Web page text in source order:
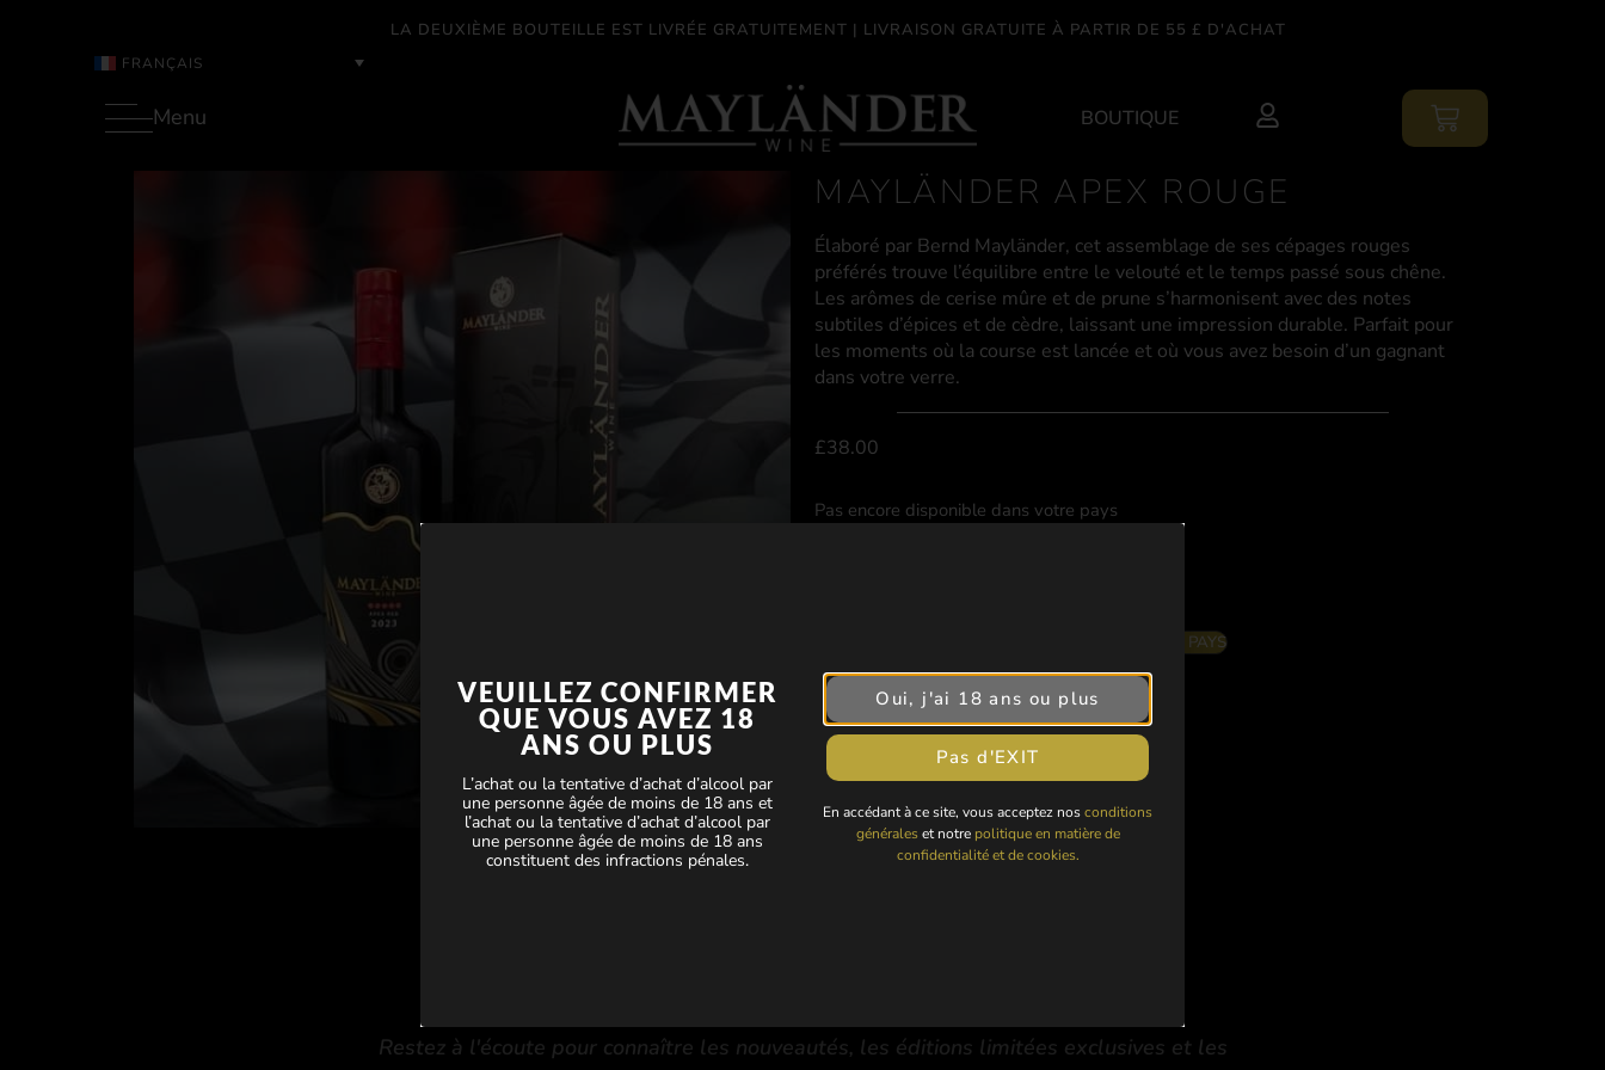
LA DEUXIÈME BOUTEILLE EST LIVRÉE GRATUITEMENT | LIVRAISON GRATUITE À PARTIR DE 55 £ D'ACHAT
FRANÇAIS
Menu BOUTIQUE
MAYLÄNDER APEX ROUGE
Élaboré par Bernd Mayländer, cet assemblage de ses cépages rouges
préférés trouve l’équilibre entre le velouté et le temps passé sous chêne.
Les arômes de cerise mûre et de prune s’harmonisent avec des notes
subtiles d’épices et de cèdre, laissant une impression durable. Parfait pour
les moments où la course est lancée et où vous avez besoin d’un gagnant
dans votre verre.
£38.00
Pas encore disponible dans votre pays
NOTIFIER LA DISPONIBILITÉ DANS VOTRE PAYS
Restez à l'écoute pour connaître les nouveautés, les éditions limitées exclusives et les
VEUILLEZ CONFIRMER
QUE VOUS AVEZ 18
ANS OU PLUS
L’achat ou la tentative d’achat d’alcool par
une personne âgée de moins de 18 ans et
l’achat ou la tentative d’achat d’alcool par
une personne âgée de moins de 18 ans
constituent des infractions pénales.
Oui, j'ai 18 ans ou plus
Pas d'EXIT
En accédant à ce site, vous acceptez nosconditions
généraleset notre politique en matière de
confidentialité et de cookies.